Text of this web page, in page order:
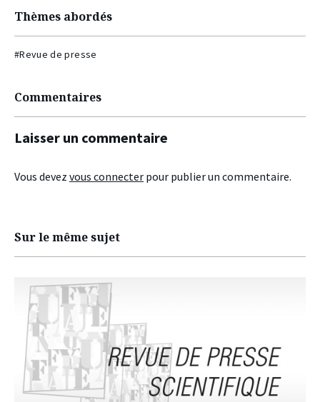
Thèmes abordés
#Revue de presse
Commentaires
Laisser un commentaire
Vous devez vous connecter pour publier un commentaire.
Sur le même sujet